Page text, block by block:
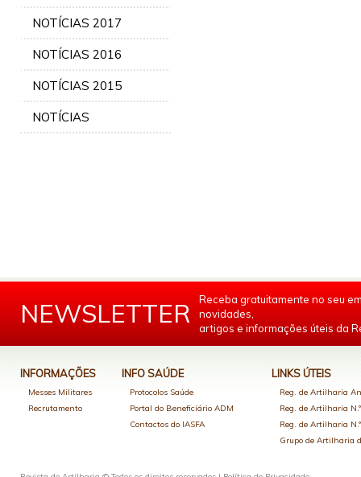
NOTÍCIAS 2017
NOTÍCIAS 2016
NOTÍCIAS 2015
NOTÍCIAS
NEWSLETTER
Receba gratuitamente no seu
novidades,
artigos e informações úteis da
INFORMAÇÕES
Messes Militares
Recrutamento
INFO SAÚDE
Protocolos Saúde
Portal do Beneficiário ADM
Contactos do IASFA
LINKS ÚTEIS
Reg. de Artilharia
Reg. de Artilharia
Reg. de Artilharia
Grupo de Artilharia